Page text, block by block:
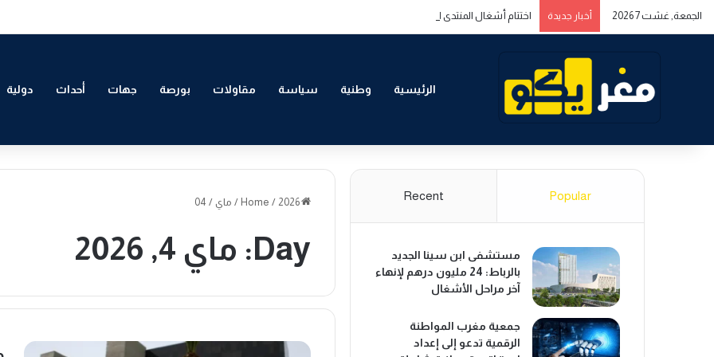
الجمعة, غشت 7 2026 أخبار جديدة اختتام أشغال المنتدى المغربي الخليجي حول التمكين الاقتصادي والاجتماعي للشباب بالدار البيضاء
الرئيسية وطنية سياسة مقاولات بورصة جهات أحداث دولية
/ 2026
/ ماي /
04
Day: ماي 4, 2026
Popular
Recent
مستشفى ابن سينا الجديد
بالرباط: 24 مليون درهم لإنهاء
آخر مراحل الأشغال
جمعية مغرب المواطنة
الرقمية تدعو إلى إعداد